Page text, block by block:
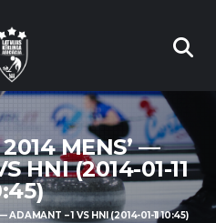
MENS’ —
HNI (2014-01-11
ADAMANT – 1 VS HNI (2014-01-11 10:45)